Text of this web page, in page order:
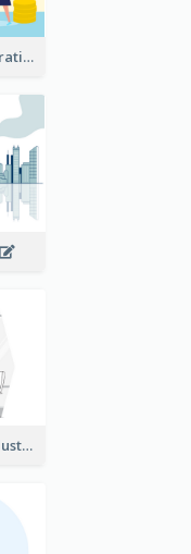
Marketing Report Illustration
Looking At The Menu Illustration